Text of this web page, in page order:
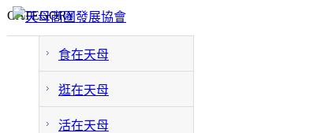
CATEGORY
食在天母
逛在天母
活在天母